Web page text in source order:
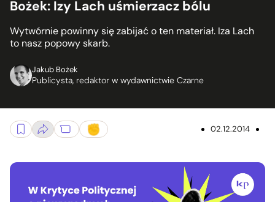
Bożek: Izy Lach uśmierzacz bólu
Wytwórnie powinny się zabijać o ten materiał. Iza Lach
to nasz popowy skarb.
Jakub Bożek
Publicysta, redaktor w wydawnictwie Czarne
02.12.2014